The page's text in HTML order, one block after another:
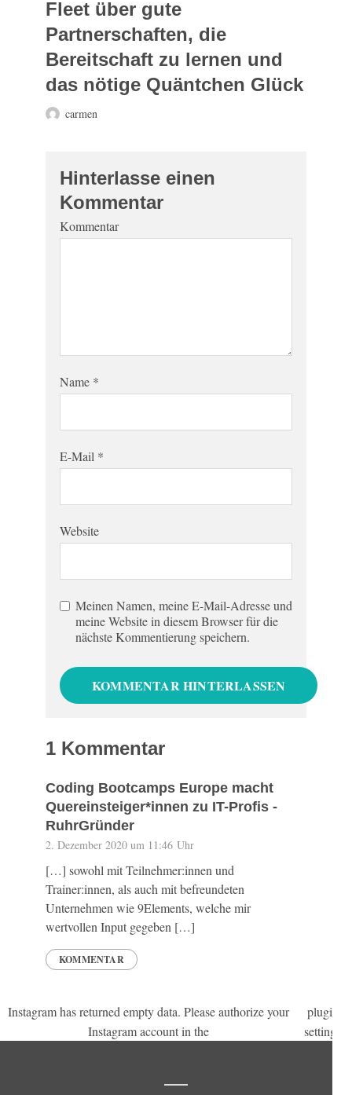
Fleet über gute
Partnerschaften, die
Bereitschaft zu lernen und
das nötige Quäntchen Glück
carmen
Hinterlasse einen
Kommentar
Kommentar
Name *
E-Mail *
Website
Meinen Namen, meine E-Mail-Adresse und
meine Website in diesem Browser für die
nächste Kommentierung speichern.
1 Kommentar
Coding Bootcamps Europe macht
Quereinsteiger*innen zu IT-Profis -
RuhrGründer
2. Dezember 2020 um 11:46 Uhr
[…] sowohl mit Teilnehmer:innen und
Trainer:innen, als auch mit befreundeten
Unternehmen wie 9Elements, welche mir
wertvollen Input gegeben […]
KOMMENTAR
Instagram has returned empty data. Please authorize your
Instagram account in the
plugin
settings